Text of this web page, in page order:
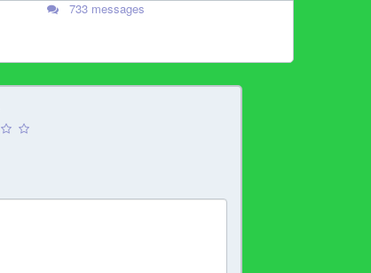
733 messages